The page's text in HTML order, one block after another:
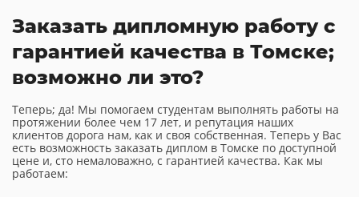
Заказать дипломную работу с
гарантией качества в Томске;
возможно ли это?
Теперь; да! Мы помогаем студентам выполнять работы на
протяжении более чем 17 лет, и репутация наших
клиентов дорога нам, как и своя собственная. Теперь у Вас
есть возможность заказать диплом в Томске по доступной
цене и, сто немаловажно, с гарантией качества. Как мы
работаем: